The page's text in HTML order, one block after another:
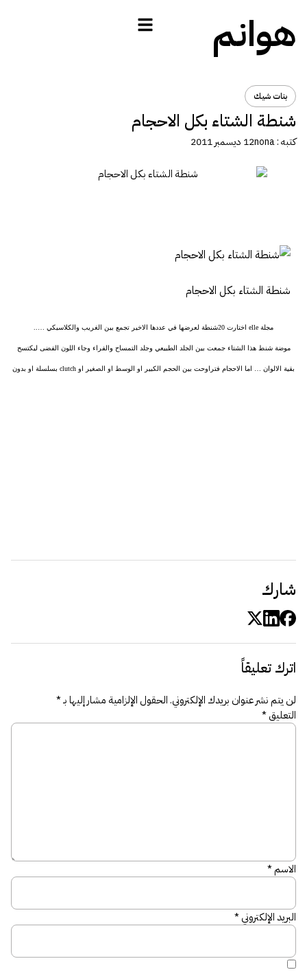
هوانم
بنات شيك
شنطة الشتاء بكل الاحجام
كتبه :nona12 ديسمبر 2011
شنطة الشتاء بكل الاحجام
مجلة elle اختارت 20شنطة لعرضها في عددها الاخير تجمع بين الغريب والكلاسيكي …..
موضة شنط هذا الشتاء جمعت بين الجلد الطبيعي وجلد التمساح والفراء وجاء اللون الفضى ليكتسح
بقية الالوان … اما الاحجام فتراوحت بين الحجم الكبير او الوسط او الصغير او clutch بسلسلة او بدون
شارك
اترك تعليقاً
لن يتم نشر عنوان بريدك الإلكتروني.الحقول الإلزامية مشار إليها بـ*
التعليق*
الاسم*
البريد الإلكتروني*